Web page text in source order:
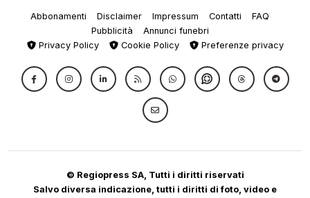
Abbonamenti Disclaimer Impressum Contatti
FAQ
Pubblicità
Annunci funebri
Privacy Policy
Cookie Policy Preferenze privacy
© Regiopress SA, Tutti i diritti riservati
Salvo diversa indicazione, tutti i diritti di foto, video e